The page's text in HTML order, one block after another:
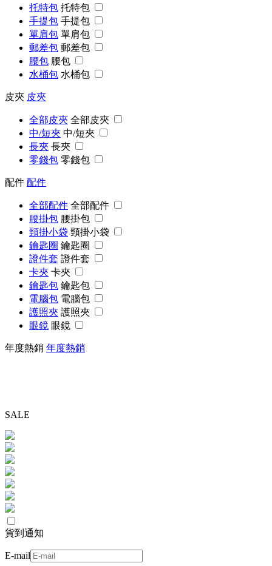
托特包 托特包
手提包 手提包
單肩包 單肩包
郵差包 郵差包
腰包 腰包
水桶包 水桶包
皮夾 皮夾
全部皮夾 全部皮夾
中/短夾 中/短夾
長夾 長夾
零錢包 零錢包
配件 配件
全部配件 全部配件
腰掛包 腰掛包
頸掛小袋 頸掛小袋
鑰匙圈 鑰匙圈
證件套 證件套
卡夾 卡夾
鑰匙包 鑰匙包
電腦包 電腦包
護照夾 護照夾
眼鏡 眼鏡
年度熱銷 年度熱銷
SALE
貨到通知
E-mail